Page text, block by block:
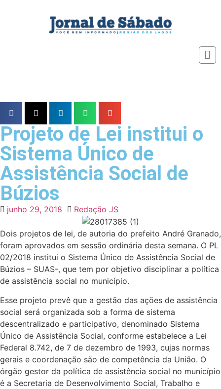
Projeto de Lei institui o
Sistema Único de
Assistência Social de
Búzios
junho 29, 2018 Redação JS
Dois projetos de lei, de autoria do prefeito André Granado,
foram aprovados em sessão ordinária desta semana. O PL
02/2018 institui o Sistema Único de Assistência Social de
Búzios – SUAS-, que tem por objetivo disciplinar a política
de assistência social no município.
Esse projeto prevê que a gestão das ações de assistência
social será organizada sob a forma de sistema
descentralizado e participativo, denominado Sistema
Único de Assistência Social, conforme estabelece a Lei
Federal 8.742, de 7 de dezembro de 1993, cujas normas
gerais e coordenação são de competência da União. O
órgão gestor da política de assistência social no município
é a Secretaria de Desenvolvimento Social, Trabalho e